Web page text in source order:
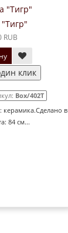
"Тигр"
RUB
клик
Box/402T
керамика.Сделано в
84 см...